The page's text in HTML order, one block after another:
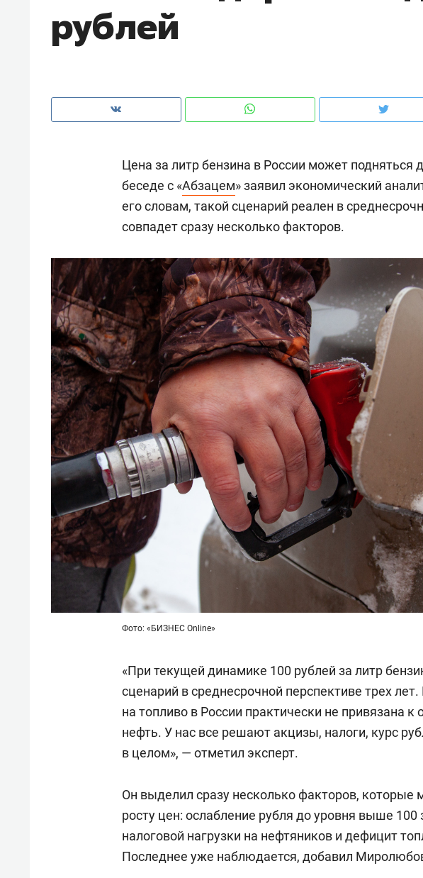
рублей
Цена за литр бензина в России может подняться
беседе с «Абзацем» заявил экономический
его словам, такой сценарий реален в
совпадет сразу несколько факторов.
Фото: «БИЗНЕС Online»
«При текущей динамике 100 рублей за литр
сценарий в среднесрочной перспективе трех
на топливо в России практически не привязана
нефть. У нас все решают акцизы, налоги, курс
в целом», — отметил эксперт.
Он выделил сразу несколько факторов, которые
росту цен: ослабление рубля до уровня выше 100
налоговой нагрузки на нефтяников и дефицит
Последнее уже наблюдается, добавил
рынки, почему надо знать аксакалов и
чем интересен Оман?
ГРУПП» и ВТБ
жилого
Казанью
Рекомендуем
150 камер до квартиры и Face
ID вместо ключа: какой будет
безопасность в ЖК «Нова»
Рекомендуем
Опыт
природе,
с